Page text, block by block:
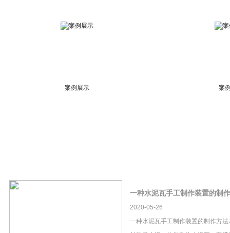
案例展示 案
一种水泥瓦手工制作装置的制
2020-05-26
一种水泥瓦手工制作装置的制作方